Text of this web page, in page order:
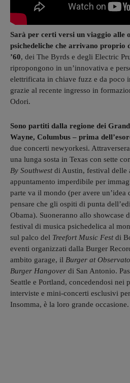
Sarà per certi versi un viaggio alle
psichedeliche che arrivano proprio
’60, dei The Byrds e degli Electric
ripropongono in un’innovativa e
elettrificata in chiave fuzz e da poco
grazie al recente ingresso in
Odori.
Sono partiti dalla regione dei
Wayne, Columbus – prima
due concerti newyorkesi.
una lunga sosta in Texas con sette
By Southwestdi Austin, festival delle
appuntamento imperdibile per
parte va il mondo (per avere un’idea
pensare che gli ospiti di punta
Obama). Suoneranno allo showcase
festival di musica psichedelica al
sul palco del Treefort Music Festdi
eventi organizzati dalla Burger
ambito garage, il Burger at
Burger Hangover di San Antonio.
Seattle e Portland, concedendosi nei
interviste e mini-concerti esclusivi
Insomma, è la loro grande occasione.